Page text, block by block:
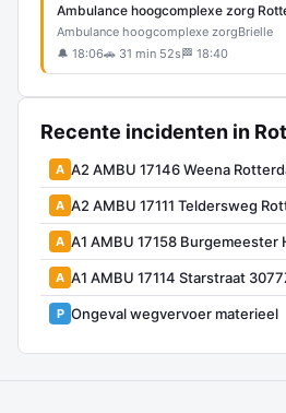
Ambulance hoogcomplexe zorg
Ambulance hoogcomplexe zorgBrielle
🔔 18:06🚗 31 min 52s 🏁 18:40
Recente incidenten in
A A2 AMBU 17146 Weena
A A2 AMBU 17111 Teldersweg
A A1 AMBU 17158 Burgemeester
A A1 AMBU 17114 Starstraat
P Ongeval wegvervoer materieel